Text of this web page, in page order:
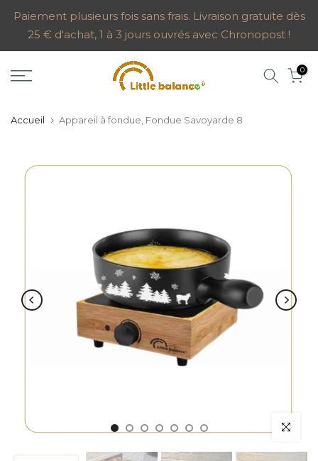
Aller
contenu
Paiement plusieurs fois sans frais. Livraison gratuite dès
25 € d'achat, 1 à 3 jours ouvrés avec Chronopost !
0
Accueil Appareil à fondue, Fondue Savoyarde 8